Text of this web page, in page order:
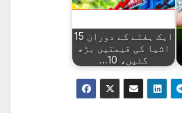
ایک ہفتے کے دوران 15
اشیا کی قیمتیں بڑھ
گئیں، 10…